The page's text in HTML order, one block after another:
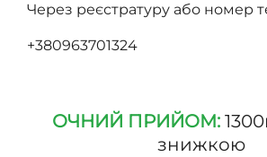
Через реєстратуру або номер
+380963701324
ОЧНИЙ ПРИЙОМ:
знижкою